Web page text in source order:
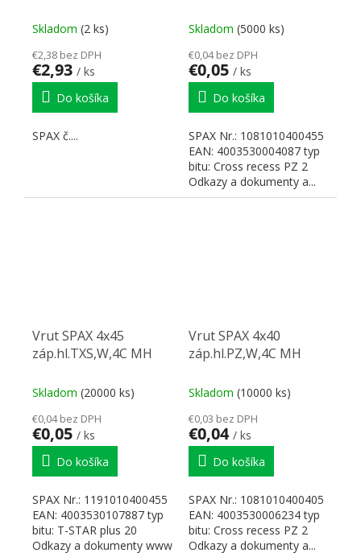
Skladom (2 ks)
€2,38 bez DPH
€2,93 / ks
Do košíka
SPAX č....
Skladom (5000 ks)
€0,04 bez DPH
€0,05 / ks
Do košíka
SPAX Nr.: 1081010400455
EAN: 4003530004087 typ
bitu: Cross recess PZ 2
Odkazy a dokumenty a...
Vrut SPAX 4x45
záp.hl.TXS,W,4C MH
Skladom (20000 ks)
€0,04 bez DPH
€0,05 / ks
Do košíka
SPAX Nr.: 1191010400455
EAN: 4003530107887 typ
bitu: T-STAR plus 20
Odkazy a dokumenty www
Vrut SPAX 4x40
záp.hl.PZ,W,4C MH
Skladom (10000 ks)
€0,03 bez DPH
€0,04 / ks
Do košíka
SPAX Nr.: 1081010400405
EAN: 4003530006234 typ
bitu: Cross recess PZ 2
Odkazy a dokumenty a...